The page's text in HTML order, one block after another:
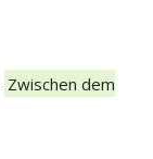
Zwischen dem